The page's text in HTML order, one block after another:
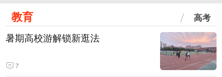
教育 高考
暑期高校游解锁新逛法
7